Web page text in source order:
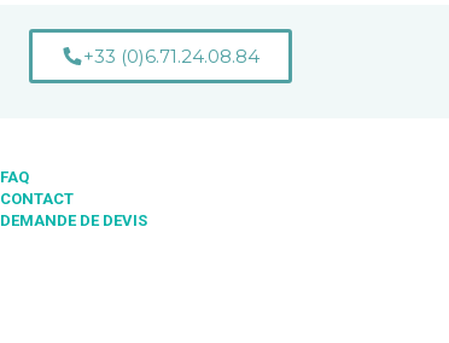
+33 (0)6.71.24.08.84
FAQ
CONTACT
DEMANDE DE DEVIS